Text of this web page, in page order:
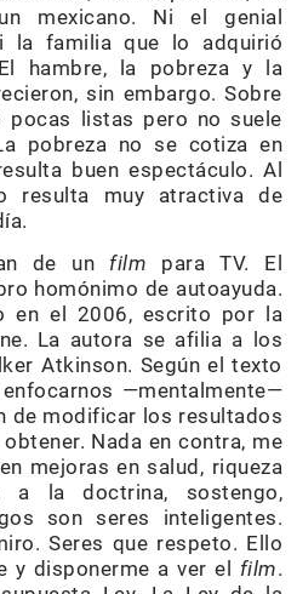
mexicano. Ni el genial
la familia que lo adquirió
hambre, la pobreza y la
sin embargo. Sobre
pocas listas pero no suele
pobreza no se cotiza en
buen espectáculo. Al
resulta muy atractiva de
de un film para TV. El
homónimo de autoayuda.
en el 2006, escrito por la
La autora se afilia a los
Atkinson. Según el texto
—mentalmente—
de modificar los resultados
Nada en contra, me
mejoras en salud, riqueza
la doctrina, sostengo,
son seres inteligentes.
Seres que respeto. Ello
y disponerme a ver el film.